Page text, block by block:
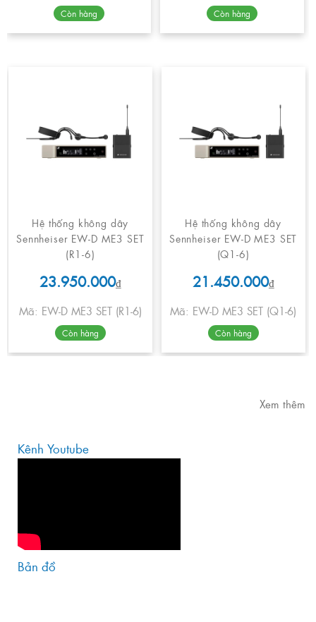
Còn hàng Còn hàng
Hệ thống không dây
Sennheiser EW-D ME3 SET
(R1-6)
23.950.000₫
Mã: EW-D ME3 SET (R1-6)
Còn hàng
Hệ thống không dây
Sennheiser EW-D ME3 SET
(Q1-6)
21.450.000₫
Mã: EW-D ME3 SET (Q1-6)
Còn hàng
Xem thêm
Kênh Youtube
Bản đồ